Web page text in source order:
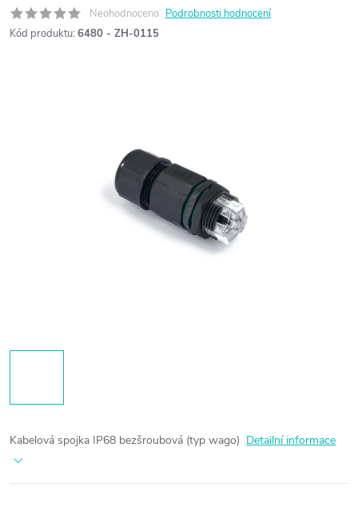
Neohodnoceno Podrobnosti hodnocení
Kód produktu: 6480 - ZH-0115
Kabelová spojka IP68 bezšroubová (typ wago) Detailní informace